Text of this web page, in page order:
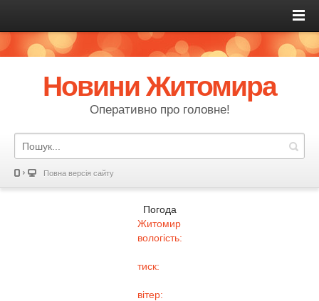
Новини Житомира
Оперативно про головне!
Повна версія сайту
Погода
Житомир
вологість:
тиск:
вітер: